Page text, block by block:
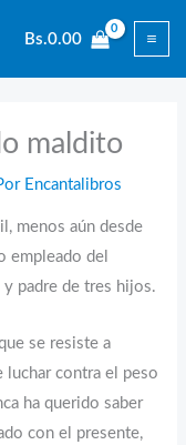
Bs.0.00
maldito
Encantalibros
menos aún desde
empleado del
padre de tres hijos.
se resiste a
luchar contra el peso
ha querido saber
con el presente,